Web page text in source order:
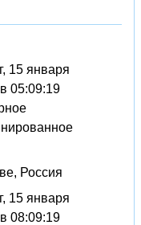
15 января
в 05:09:19
Россия
15 января
в 08:09:19